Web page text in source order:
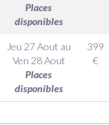
Places
disponibles
Jeu 27 Aout au
Ven 28 Aout
Places
disponibles
399
€